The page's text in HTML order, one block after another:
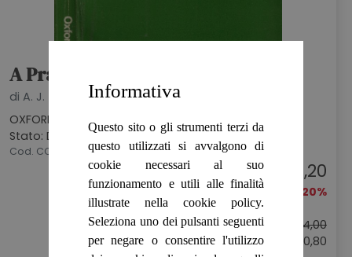
A Practical English Grammar
di A. J. Thomson, A. V. Martinet
OXFORD UNIVERSITY PRESS, 1970
Stato: DISCRETO
Cod. CCU7529
€ 3,20
-20%
Prezzo originale:
€ 4,00
Sconto: € 0,80
Informativa
Questo sito o gli strumenti terzi da
questo utilizzati si avvalgono di
cookie necessari al suo
funzionamento e utili alle finalità
illustrate nella cookie policy.
Seleziona uno dei pulsanti seguenti
per negare o consentire l'utilizzo